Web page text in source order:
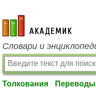
academic.ru
Словари и
Толкования Переводы